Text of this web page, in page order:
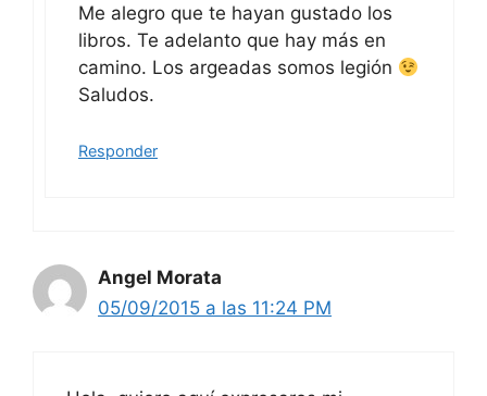
Me alegro que te hayan gustado los
libros. Te adelanto que hay más en
camino. Los argeadas somos legión
Saludos.
Responder
Angel Morata
05/09/2015 a las 11:24 PM